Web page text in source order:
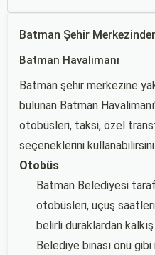
Batman Şehir
Batman Havalimanı
Batman şehir merkezine
bulunan Batman
otobüsleri, taksi, özel
seçeneklerini
Otobüs
Batman Belediyesi
otobüsleri, uçuş
belirli duraklardan
Belediye binası önü